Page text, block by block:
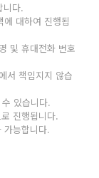
니다.
대하여 진행됩
및 휴대전화 번호
서 책임지지 않습
있습니다.
진행됩니다.
능합니다.